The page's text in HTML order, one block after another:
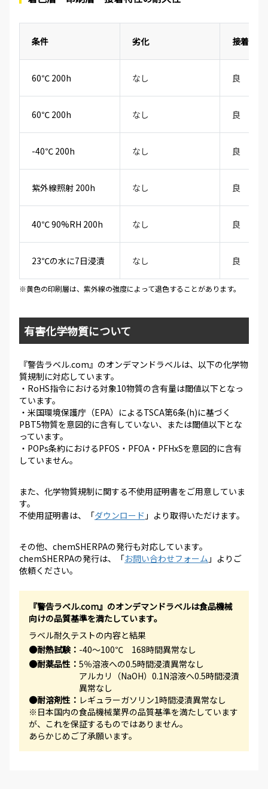
条件 劣化 接着性
60℃ 200h なし 良
60℃ 200h なし 良
-40℃ 200h なし 良
紫外線照射 200h なし 良
40℃ 90%RH 200h なし 良
23℃の水に7日浸漬 なし 良
※黄色の印刷層は、紫外線の強度によって退色することがあります。
有害化学物質について
『警告ラベル.com』のオンデマンドラベルは、以下の化学物
質規制に対応しています。
・RoHS指令における対象10物質の含有量は閾値以下となっ
ています。
・米国環境保護庁（EPA）によるTSCA第6条(h)に基づく
PBT5物質を意図的に含有していない、または閾値以下とな
っています。
・POPs条約におけるPFOS・PFOA・PFHxSを意図的に含有
していません。
また、化学物質規制に関する不使用証明書をご用意していま
す。
不使用証明書は、「ダウンロード 」より取得いただけます。
その他、chemSHERPAの発行も対応しています。
chemSHERPAの発行は、「お問い合わせフォーム 」よりご
依頼ください。
『警告ラベル.com』のオンデマンドラベルは食品機械
向けの品質基準を満たしています。
ラベル耐久テストの内容と結果
●耐熱試験： -40～100℃ 168時間異常なし
●耐薬品性： 5％溶液への0.5時間浸漬異常なし
アルカリ（NaOH）0.1N溶液へ0.5時間浸漬
異常なし
●耐溶剤性： レギュラーガソリン1時間浸漬異常なし
※日本国内の食品機械業界の品質基準を満たしています
が、これを保証するものではありません。
あらかじめご了承願います。